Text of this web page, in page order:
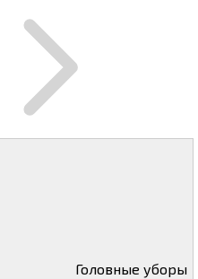
Головные уборы